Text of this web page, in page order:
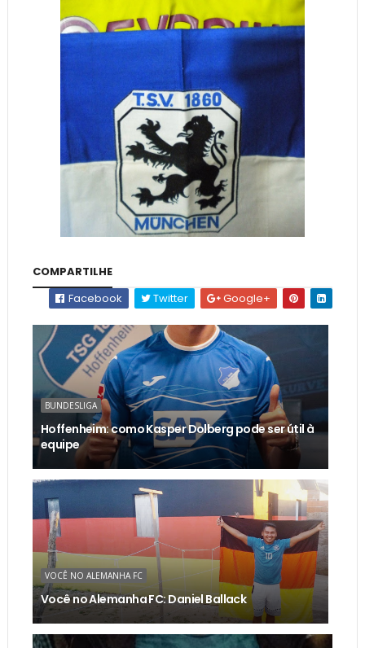
COMPARTILHE
Facebook
Twitter Google+
BUNDESLIGA
Hoffenheim: como Kasper Dolberg pode ser útil à
equipe
VOCÊ NO ALEMANHA FC
Você no Alemanha FC: Daniel Ballack